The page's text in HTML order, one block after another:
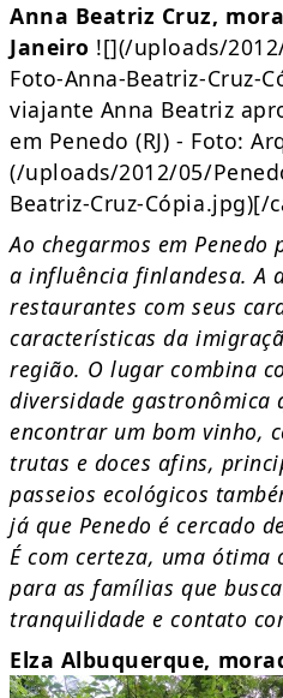
Anna Beatriz Cruz,
Janeiro ![](/uploads/
Foto-Anna-Beatriz-Cruz-
viajante Anna Beatriz
em Penedo (RJ) - Foto:
(/uploads/2012/05/
Beatriz-Cruz-Cópia.jpg)[/
Ao chegarmos em Penedo
a influência finlandesa. A
restaurantes com seus
características da
região. O lugar combina
diversidade gastronômica
encontrar um bom vinho,
trutas e doces afins,
passeios ecológicos
já que Penedo é cercado
É com certeza, uma ótima
para as famílias que
tranquilidade e contato
Elza Albuquerque,